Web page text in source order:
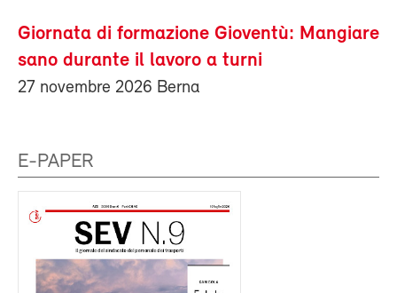
Giornata di formazione Gioventù: Mangiare
sano durante il lavoro a turni
27 novembre 2026 Berna
E-PAPER